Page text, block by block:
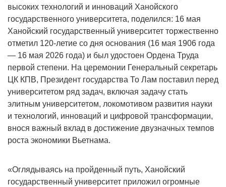
высоких технологий и инноваций Ханойского
государственного университета, поделился: 16 мая
Ханойский государственный университет торжественно
отметил 120-летие со дня основания (16 мая 1906 года
— 16 мая 2026 года) и был удостоен Ордена Труда
первой степени. На церемонии Генеральный секретарь
ЦК КПВ, Президент государства То Лам поставил перед
университетом ряд задач, включая задачу стать
элитным университетом, локомотивом развития науки
и технологий, инноваций и цифровой трансформации,
внося важный вклад в достижение двузначных темпов
роста экономики Вьетнама.
«Оглядываясь на пройденный путь, Ханойский
государственный университет приложил огромные